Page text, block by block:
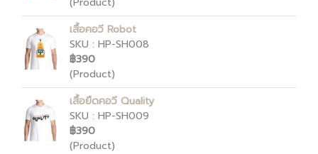
เสื้อคอวี Robot
SKU : HP-SH008
฿390
(Product)
เสื้อยืดคอวี Quality
SKU : HP-SH009
฿390
(Product)